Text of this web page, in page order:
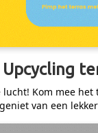
Kom mee het
van een